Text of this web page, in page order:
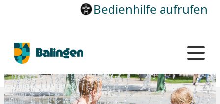
Bedienhilfe aufrufen